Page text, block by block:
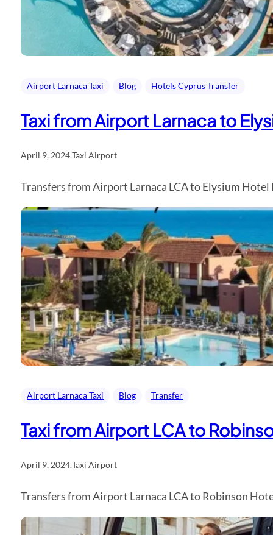
Airport Larnaca Taxi Blog Hotels Cyprus Transfer
Taxi from Airport Larnaca to
April 9, 2024.Taxi Airport
Transfers from Airport Larnaca LCA to Elysium
Airport Larnaca Taxi Blog Transfer
Taxi from Airport LCA to
April 9, 2024.Taxi Airport
Transfers from Airport Larnaca LCA to Robinson